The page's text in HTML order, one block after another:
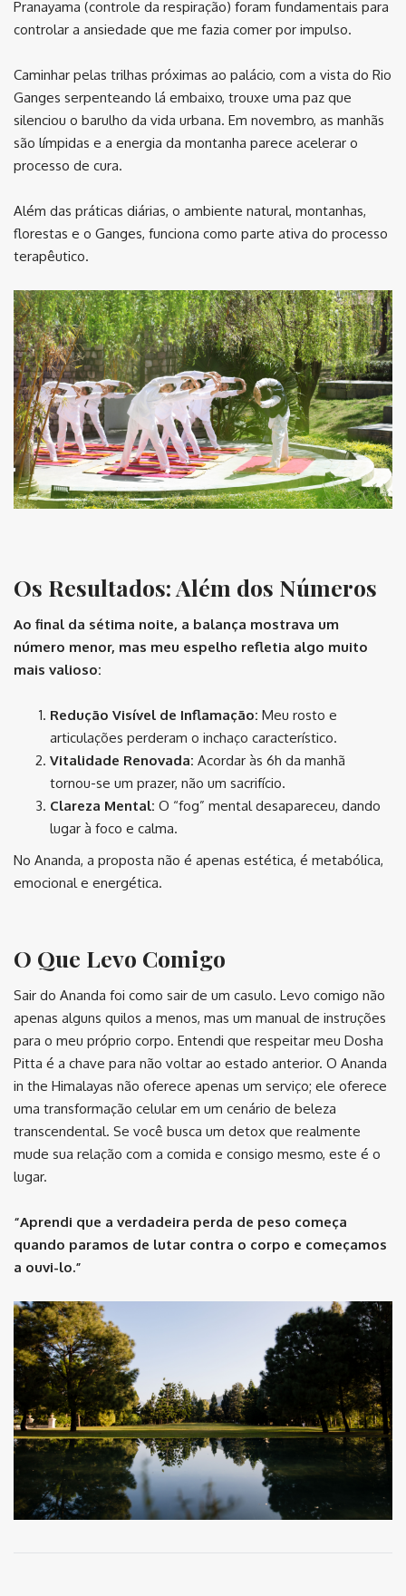
Pranayama (controle da respiração) foram fundamentais para
controlar a ansiedade que me fazia comer por impulso.
Caminhar pelas trilhas próximas ao palácio, com a vista do Rio
Ganges serpenteando lá embaixo, trouxe uma paz que
silenciou o barulho da vida urbana. Em novembro, as manhãs
são límpidas e a energia da montanha parece acelerar o
processo de cura.
Além das práticas diárias, o ambiente natural, montanhas,
florestas e o Ganges, funciona como parte ativa do processo
terapêutico.
Os Resultados: Além dos Números
Ao final da sétima noite, a balança mostrava um
número menor, mas meu espelho refletia algo muito
mais valioso:
Redução Visível de Inflamação: Meu rosto e
articulações perderam o inchaço característico.
Vitalidade Renovada: Acordar às 6h da manhã
tornou-se um prazer, não um sacrifício.
Clareza Mental: O “fog” mental desapareceu, dando
lugar à foco e calma.
No Ananda, a proposta não é apenas estética, é metabólica,
emocional e energética.
O Que Levo Comigo
Sair do Ananda foi como sair de um casulo. Levo comigo não
apenas alguns quilos a menos, mas um manual de instruções
para o meu próprio corpo. Entendi que respeitar meu Dosha
Pitta é a chave para não voltar ao estado anterior. O Ananda
in the Himalayas não oferece apenas um serviço; ele oferece
uma transformação celular em um cenário de beleza
transcendental. Se você busca um detox que realmente
mude sua relação com a comida e consigo mesmo, este é o
lugar.
“Aprendi que a verdadeira perda de peso começa
quando paramos de lutar contra o corpo e começamos
a ouvi-lo.”